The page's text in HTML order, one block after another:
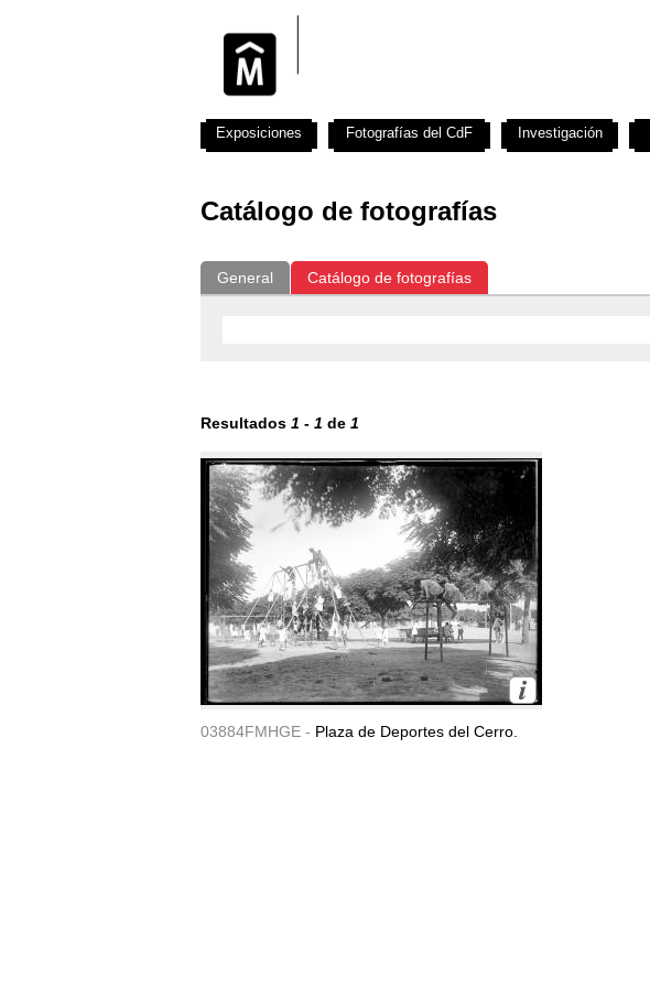
Catálogo de fotografías
General Catálogo de fotografías
Resultados 1 - 1 de 1
03884FMHGE - Plaza de Deportes del Cerro.
Exposiciones Fotografías del CdF Investigación